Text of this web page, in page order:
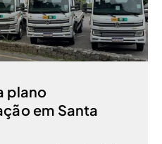
plano
em Santa